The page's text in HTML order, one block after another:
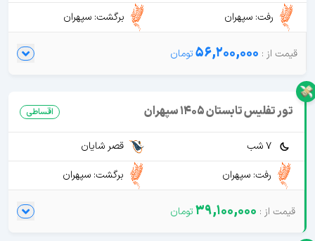
رفت: سپهران
برگشت: سپهران
56,200,000
تور تفلیس تابستان 1405 سپهران اقساطی
7 شب
قصر شایان
رفت: سپهران
برگشت: سپهران
39,100,000